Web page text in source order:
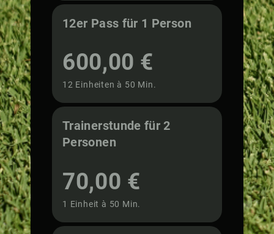
12er Pass für 1 Person
600,00 €
12 Einheiten à 50 Min.
Trainerstunde für 2
Personen
70,00 €
1 Einheit à 50 Min.